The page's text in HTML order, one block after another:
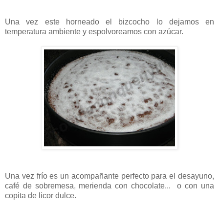
Una vez este horneado el bizcocho lo dejamos en
temperatura ambiente y espolvoreamos con azúcar.
Una vez frío es un acompañante perfecto para el desayuno,
café de sobremesa, merienda con chocolate... o con una
copita de licor dulce.